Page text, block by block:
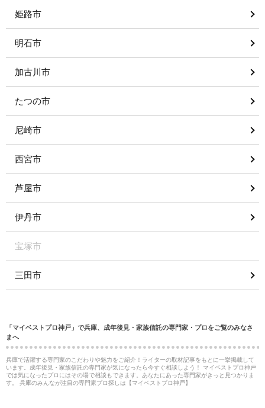
姫路市
明石市
加古川市
たつの市
尼崎市
西宮市
芦屋市
伊丹市
宝塚市
三田市
「マイベストプロ神戸」で兵庫、成年後見・家族信託の専門家・プロをご覧のみなさ
まへ
兵庫で活躍する専門家のこだわりや魅力をご紹介！ライターの取材記事をもとに一挙掲載して
います。成年後見・家族信託の専門家が気になったら今すぐ相談しよう！ マイベストプロ神戸
では気になったプロにはその場で相談もできます。あなたにあった専門家がきっと見つかりま
す。 兵庫のみんなが注目の専門家プロ探しは【マイベストプロ神戸】